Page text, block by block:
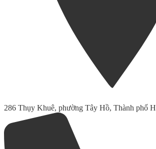
286 Thụy Khuê, phường Tây Hồ, Thành phố